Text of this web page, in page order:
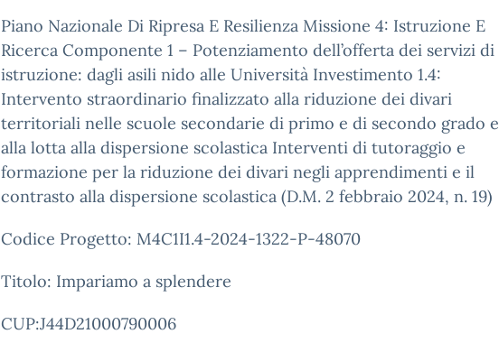
Piano Nazionale Di Ripresa E Resilienza Missione 4: Istruzione E
Ricerca Componente 1 – Potenziamento dell’offerta dei servizi di
istruzione: dagli asili nido alle Università Investimento 1.4:
Intervento straordinario finalizzato alla riduzione dei divari
territoriali nelle scuole secondarie di primo e di secondo grado e
alla lotta alla dispersione scolastica Interventi di tutoraggio e
formazione per la riduzione dei divari negli apprendimenti e il
contrasto alla dispersione scolastica (D.M. 2 febbraio 2024, n. 19)
Codice Progetto: M4C1I1.4-2024-1322-P-48070
Titolo: Impariamo a splendere
CUP:J44D21000790006